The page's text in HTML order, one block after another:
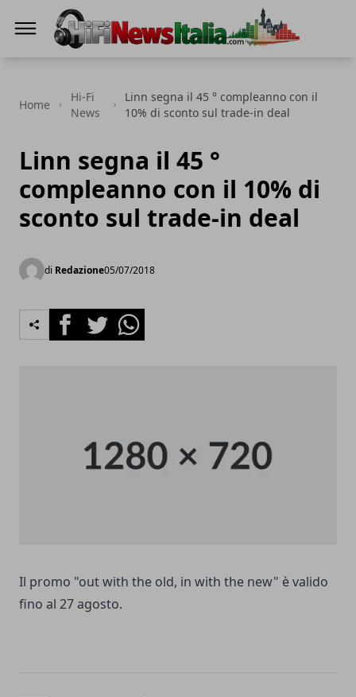
Home
Hi-Fi
News
Linn segna il 45 ° compleanno con il
10% di sconto sul trade-in deal
Linn segna il 45 °
compleanno con il 10% di
sconto sul trade-in deal
di Redazione05/07/2018
FacebookTwitterWhatsapp
Il promo "out with the old, in with the new" è valido
fino al 27 agosto.